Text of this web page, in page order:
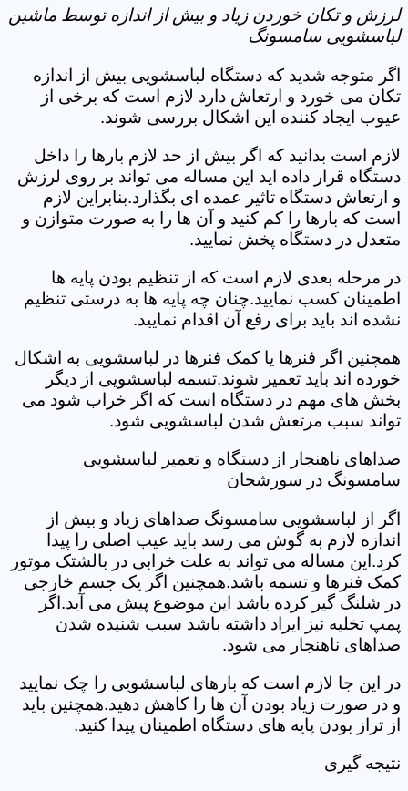
لرزش و تکان خوردن زیاد و بیش از اندازه توسط ماشین
لباسشویی سامسونگ
اگر متوجه شدید که دستگاه لباسشویی بیش از اندازه
تکان می خورد و ارتعاش دارد لازم است که برخی از
عیوب ایجاد کننده این اشکال بررسی شوند.
لازم است بدانید که اگر بیش از حد لازم بارها را داخل
دستگاه قرار داده اید این مساله می تواند بر روی لرزش
و ارتعاش دستگاه تاثیر عمده ای بگذارد.بنابراین لازم
است که بارها را کم کنید و آن ها را به صورت متوازن و
متعدل در دستگاه پخش نمایید.
در مرحله بعدی لازم است که از تنظیم بودن پایه ها
اطمینان کسب نمایید.چنان چه پایه ها به درستی تنظیم
نشده اند باید برای رفع آن اقدام نمایید.
همچنین اگر فنرها یا کمک فنرها در لباسشویی به اشکال
خورده اند باید تعمیر شوند.تسمه لباسشویی از دیگر
بخش های مهم در دستگاه است که اگر خراب شود می
تواند سبب مرتعش شدن لباسشویی شود.
صداهای ناهنجار از دستگاه و تعمیر لباسشویی
سامسونگ در سورشجان
اگر از لباسشویی سامسونگ صداهای زیاد و بیش از
اندازه لازم به گوش می رسد باید عیب اصلی را پیدا
کرد.این مساله می تواند به علت خرابی در بالشتک موتور
کمک فنرها و تسمه باشد.همچنین اگر یک جسم خارجی
در شلنگ گیر کرده باشد این موضوع پیش می آید.اگر
پمپ تخلیه نیز ایراد داشته باشد سبب شنیده شدن
صداهای ناهنجار می شود.
در این جا لازم است که بارهای لباسشویی را چک نمایید
و در صورت زیاد بودن آن ها را کاهش دهید.همچنین باید
از تراز بودن پایه های دستگاه اطمینان پیدا کنید.
نتیجه گیری